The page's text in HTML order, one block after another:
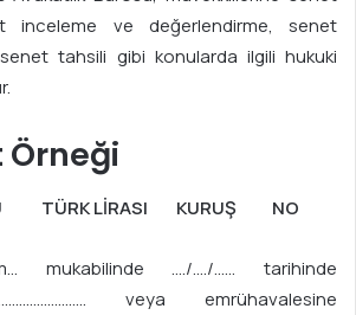
inceleme ve değerlendirme, senet
senet tahsili gibi konularda ilgili hukuki
Örneği
TÜRK LİRASI KURUŞ NO
mukabilinde …./…./…… tarihinde
veya emrühavalesine